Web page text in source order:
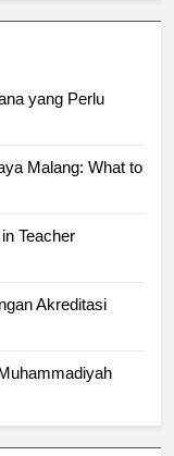
yang Perlu
Malang: What to
Teacher
Akreditasi